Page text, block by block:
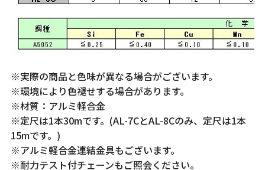
※実際の商品と色味が異なる場合がございます。
※環境により色褪せする場合があります。
※材質：アルミ軽合金
※定尺は1本30mです。(AL-7CとAL-8Cのみ、定尺は1本
15mです。)
※アルミ軽合金連結金具もございます。
※耐力テスト付チェーンもご照会ください。